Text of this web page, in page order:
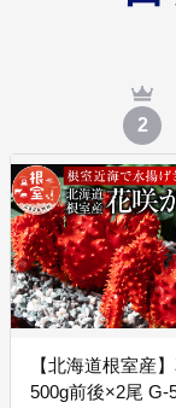
く、復旧や復興の過程
公共施設グランド
人口動向や人口減少に
要な新たな公共施設の
北方領土問題等の
北方領土問題に対する
援寄附金に「北方領土
2
【北海道根室産
500g前後×2尾 G-